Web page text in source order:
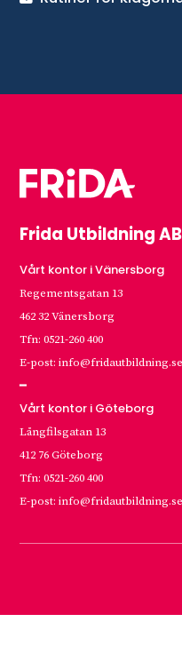
Frida Utbildning AB
Vårt kontor i Vänersborg
Regementsgatan 13
462 32 Vänersborg
Tfn: 0521-260 400
E-post: info@fridautbildning.se
━
Vårt kontor i Göteborg
Långfilsgatan 13
412 76 Göteborg
Tfn: 0521-260 400
E-post: info@fridautbildning.se